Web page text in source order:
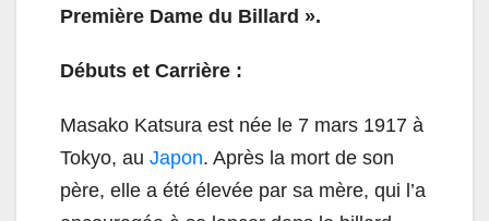
Première Dame du Billard ».
Débuts et Carrière :
Masako Katsura est née le 7 mars 1917 à
Tokyo, au Japon. Après la mort de son
père, elle a été élevée par sa mère, qui l’a